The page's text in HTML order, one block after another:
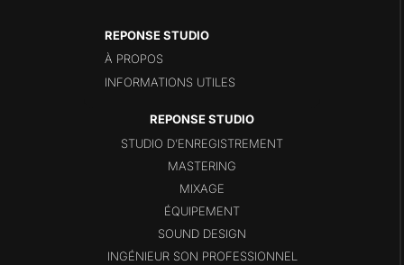
REPONSE STUDIO
À PROPOS
INFORMATIONS UTILES
STUDIO D’ENREGISTREMENT
MASTERING
MIXAGE
ÉQUIPEMENT
SOUND DESIGN
INGÉNIEUR SON PROFESSIONNEL